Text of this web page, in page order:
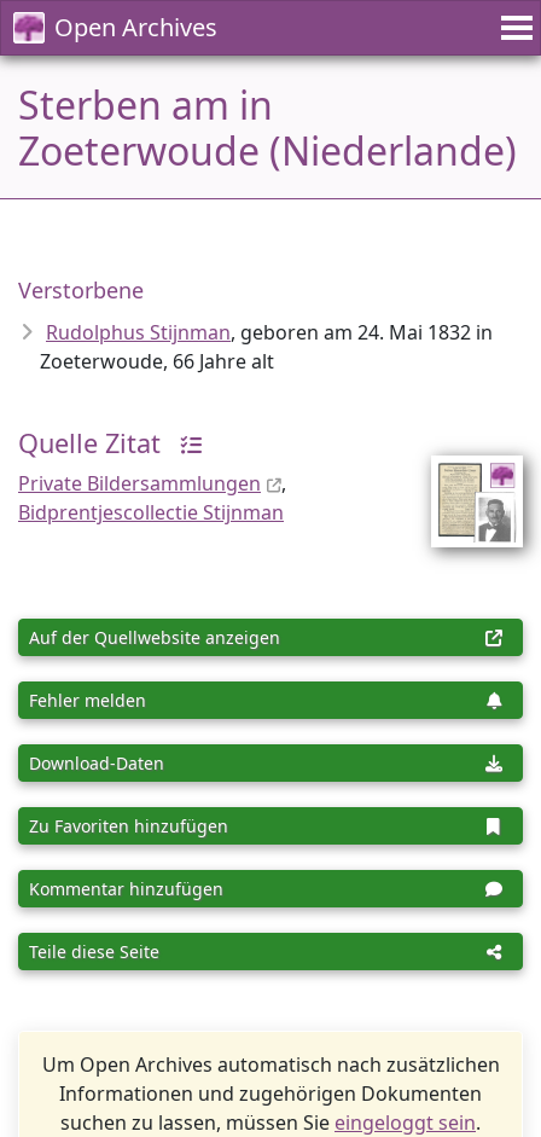
Open Archives
Sterben am in
Zoeterwoude (Niederlande)
Verstorbene
Rudolphus Stijnman, geboren am 24. Mai 1832 in
Zoeterwoude, 66 Jahre alt
Quelle Zitat
Private Bildersammlungen
,
Bidprentjescollectie Stijnman
Auf der Quellwebsite anzeigen
Fehler melden
Download-Daten
Zu Favoriten hinzufügen
Kommentar hinzufügen
Teile diese Seite
Um Open Archives automatisch nach zusätzlichen
Informationen und zugehörigen Dokumenten
suchen zu lassen, müssen Sie eingeloggt sein.